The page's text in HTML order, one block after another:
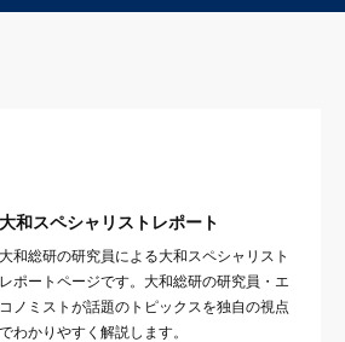
大和スペシャリストレポート
大和総研の研究員による大和スペシャリスト
レポートページです。大和総研の研究員・エ
コノミストが話題のトピックスを独自の視点
でわかりやすく解説します。